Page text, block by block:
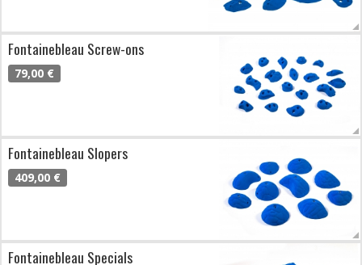
Fontainebleau Screw-ons
79,00 €
Fontainebleau Slopers
409,00 €
Fontainebleau Specials